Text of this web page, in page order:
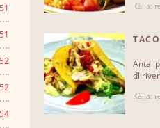
51
51
52
52
54
Källa:
Antal
dl
Källa: